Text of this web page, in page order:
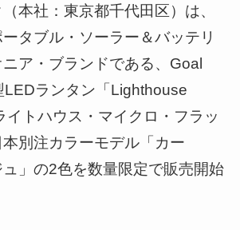
本社：東京都千代田区）は、
タブル・ソーラー＆バッテリ
ア・ブランドである、Goal
ランタン「Lighthouse
イトハウス・マイクロ・フラッ
別注カラーモデル「カー
」の2色を数量限定で販売開始